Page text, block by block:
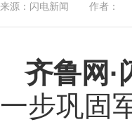
来源： 闪电新闻 作者：
齐鲁网 ·
一步巩固